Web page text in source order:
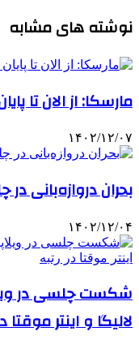
نوشته های مشابه
مارسکا: از الان تا
۱۴۰۲/۱۲/۰۷
بحران دروازه‌بانی
۱۴۰۲/۱۲/۰۴
شکست چلسی در
لالیگا و اینتر